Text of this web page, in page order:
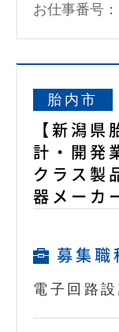
お仕事番号
胎内市
【新潟県
計・開発
クラス製
器メーカ
募集職
電子回路